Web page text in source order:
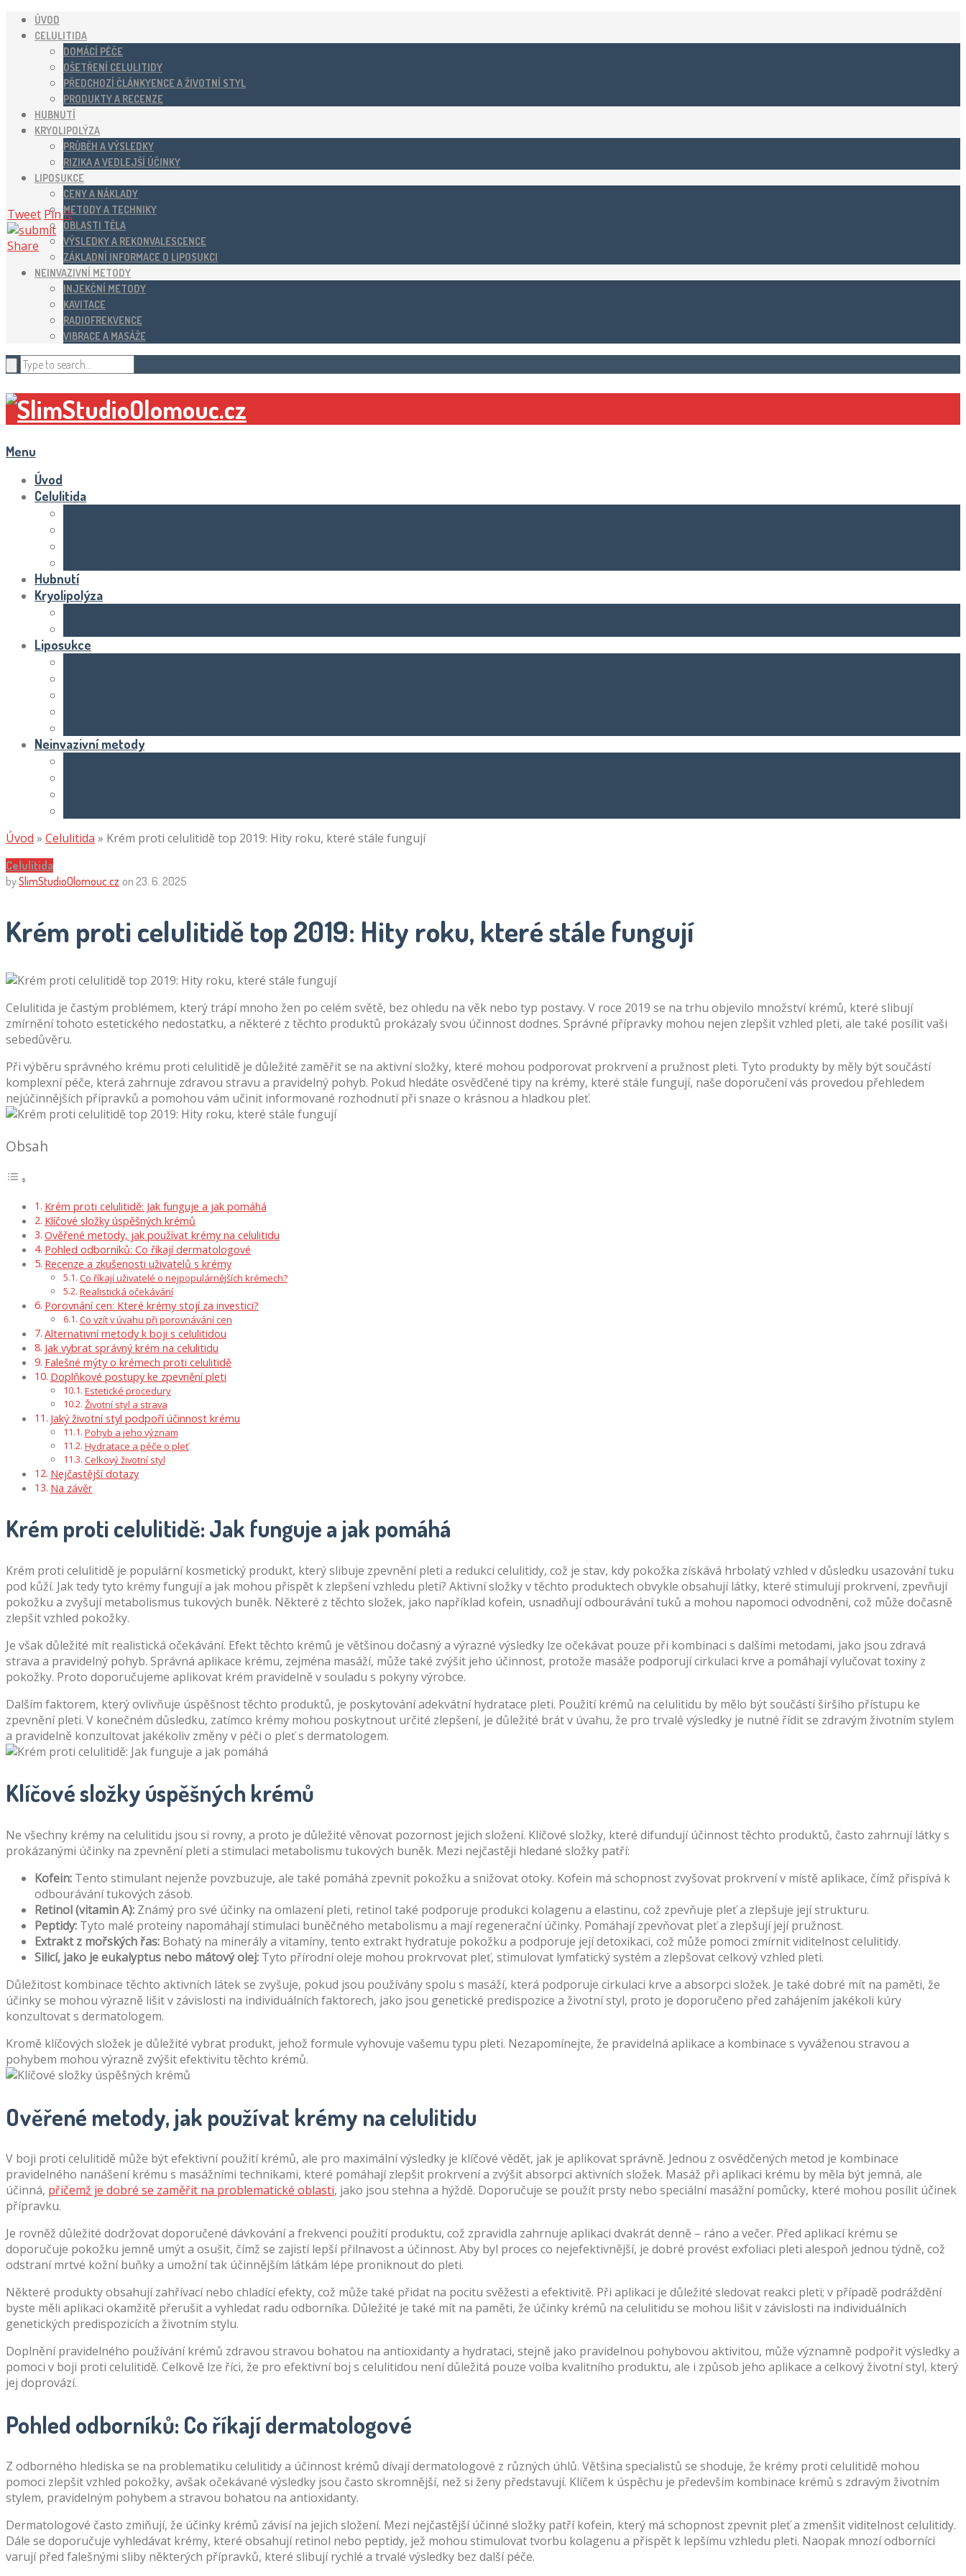
ÚVOD
CELULITIDA
DOMÁCÍ PÉČE
OŠETŘENÍ CELULITIDY
PŘEDCHOZÍ ČLÁNKYENCE A ŽIVOTNÍ STYL
PRODUKTY A RECENZE
HUBNUTÍ
KRYOLIPOLÝZA
PRŮBĚH A VÝSLEDKY
RIZIKA A VEDLEJŠÍ ÚČINKY
LIPOSUKCE
CENY A NÁKLADY
METODY A TECHNIKY
OBLASTI TĚLA
VÝSLEDKY A REKONVALESCENCE
ZÁKLADNÍ INFORMACE O LIPOSUKCI
NEINVAZIVNÍ METODY
INJEKČNÍ METODY
KAVITACE
RADIOFREKVENCE
VIBRACE A MASÁŽE
Menu
Úvod
Celulitida
Hubnutí
Kryolipolýza
Liposukce
Neinvazivní metody
Úvod » Celulitida » Krém proti celulitidě top 2019: Hity roku, které stále fungují
Celulitida
bySlimStudioOlomouc.cz on 23. 6. 2025
Krém proti celulitidě top 2019: Hity roku, které stále fungují
Celulitida je častým problémem, který trápí mnoho žen po celém světě, bez ohledu na věk nebo typ postavy. V roce 2019 se na trhu objevilo množství krémů, které slibují
zmírnění tohoto estetického nedostatku, a některé z těchto produktů prokázaly svou účinnost dodnes. Správné přípravky mohou nejen zlepšit vzhled pleti, ale také posílit vaši
sebedůvěru.
Při výběru správného krému proti celulitidě je důležité zaměřit se na aktivní složky, které mohou podporovat prokrvení a pružnost pleti. Tyto produkty by měly být součástí
komplexní péče, která zahrnuje zdravou stravu a pravidelný pohyb. Pokud hledáte osvědčené tipy na krémy, které stále fungují, naše doporučení vás provedou přehledem
nejúčinnějších přípravků a pomohou vám učinit informované rozhodnutí při snaze o krásnou a hladkou pleť.
Obsah
Krém proti celulitidě: Jak funguje a jak pomáhá
Klíčové složky úspěšných krémů
Ověřené metody, jak používat krémy na celulitidu
Pohled odborníků: Co říkají dermatologové
Recenze a zkušenosti uživatelů s krémy
Co říkají uživatelé o nejpopulárnějších krémech?
Realistická očekávání
Porovnání cen: Které krémy stojí za investici?
Co vzít v úvahu při porovnávání cen
Alternativní metody k boji s celulitidou
Jak vybrat správný krém na celulitidu
Falešné mýty o krémech proti celulitidě
Doplňkové postupy ke zpevnění pleti
Estetické procedury
Životní styl a strava
Jaký životní styl podpoří účinnost krému
Pohyb a jeho význam
Hydratace a péče o pleť
Celkový životní styl
Nejčastější dotazy
Na závěr
Krém proti celulitidě: Jak funguje a jak pomáhá
Krém proti celulitidě je populární kosmetický produkt, který slibuje zpevnění pleti a redukci celulitidy, což je stav, kdy pokožka získává hrbolatý vzhled v důsledku usazování tuku
pod kůží. Jak tedy tyto krémy fungují a jak mohou přispět k zlepšení vzhledu pleti? Aktivní složky v těchto produktech obvykle obsahují látky, které stimulují prokrvení, zpevňují
pokožku a zvyšují metabolismus tukových buněk. Některé z těchto složek, jako například kofein, usnadňují odbourávání tuků a mohou napomoci odvodnění, což může dočasně
zlepšit vzhled pokožky.
Je však důležité mít realistická očekávání. Efekt těchto krémů je většinou dočasný a výrazné výsledky lze očekávat pouze při kombinaci s dalšími metodami, jako jsou zdravá
strava a pravidelný pohyb. Správná aplikace krému, zejména masáží, může také zvýšit jeho účinnost, protože masáže podporují cirkulaci krve a pomáhají vylučovat toxiny z
pokožky. Proto doporučujeme aplikovat krém pravidelně v souladu s pokyny výrobce.
Dalším faktorem, který ovlivňuje úspěšnost těchto produktů, je poskytování adekvátní hydratace pleti. Použití krémů na celulitidu by mělo být součástí širšího přístupu ke
zpevnění pleti. V konečném důsledku, zatímco krémy mohou poskytnout určité zlepšení, je důležité brát v úvahu, že pro trvalé výsledky je nutné řídit se zdravým životním stylem
a pravidelně konzultovat jakékoliv změny v péči o pleť s dermatologem.
Klíčové složky úspěšných krémů
Ne všechny krémy na celulitidu jsou si rovny, a proto je důležité věnovat pozornost jejich složení. Klíčové složky, které difundují účinnost těchto produktů, často zahrnují látky s
prokázanými účinky na zpevnění pleti a stimulaci metabolismu tukových buněk. Mezi nejčastěji hledané složky patří:
Kofein: Tento stimulant nejenže povzbuzuje, ale také pomáhá zpevnit pokožku a snižovat otoky. Kofein má schopnost zvyšovat prokrvení v místě aplikace, čímž přispívá k
odbourávání tukových zásob.
Retinol (vitamin A): Známý pro své účinky na omlazení pleti, retinol také podporuje produkci kolagenu a elastinu, což zpevňuje pleť a zlepšuje její strukturu.
Peptidy: Tyto malé proteiny napomáhají stimulaci buněčného metabolismu a mají regenerační účinky. Pomáhají zpevňovat pleť a zlepšují její pružnost.
Extrakt z mořských řas: Bohatý na minerály a vitamíny, tento extrakt hydratuje pokožku a podporuje její detoxikaci, což může pomoci zmírnit viditelnost celulitidy.
Silicí, jako je eukalyptus nebo mátový olej: Tyto přírodní oleje mohou prokrvovat pleť, stimulovat lymfatický systém a zlepšovat celkový vzhled pleti.
Důležitost kombinace těchto aktivních látek se zvyšuje, pokud jsou používány spolu s masáží, která podporuje cirkulaci krve a absorpci složek. Je také dobré mít na paměti, že
účinky se mohou výrazně lišit v závislosti na individuálních faktorech, jako jsou genetické predispozice a životní styl, proto je doporučeno před zahájením jakékoli kúry
konzultovat s dermatologem.
Kromě klíčových složek je důležité vybrat produkt, jehož formule vyhovuje vašemu typu pleti. Nezapomínejte, že pravidelná aplikace a kombinace s vyváženou stravou a
pohybem mohou výrazně zvýšit efektivitu těchto krémů.
Ověřené metody, jak používat krémy na celulitidu
V boji proti celulitidě může být efektivní použití krémů, ale pro maximální výsledky je klíčové vědět, jak je aplikovat správně. Jednou z osvědčených metod je kombinace
pravidelného nanášení krému s masážními technikami, které pomáhají zlepšit prokrvení a zvýšit absorpci aktivních složek. Masáž při aplikaci krému by měla být jemná, ale
účinná, přičemž je dobré se zaměřit na problematické oblasti, jako jsou stehna a hýždě. Doporučuje se použít prsty nebo speciální masážní pomůcky, které mohou posílit účinek
přípravku.
Je rovněž důležité dodržovat doporučené dávkování a frekvenci použití produktu, což zpravidla zahrnuje aplikaci dvakrát denně – ráno a večer. Před aplikací krému se
doporučuje pokožku jemně umýt a osušit, čímž se zajistí lepší přilnavost a účinnost. Aby byl proces co nejefektivnější, je dobré provést exfoliaci pleti alespoň jednou týdně, což
odstraní mrtvé kožní buňky a umožní tak účinnějším látkám lépe proniknout do pleti.
Některé produkty obsahují zahřívací nebo chladící efekty, což může také přidat na pocitu svěžesti a efektivitě. Při aplikaci je důležité sledovat reakci pleti; v případě podráždění
byste měli aplikaci okamžitě přerušit a vyhledat radu odborníka. Důležité je také mít na paměti, že účinky krémů na celulitidu se mohou lišit v závislosti na individuálních
genetických predispozicích a životním stylu.
Doplnění pravidelného používání krémů zdravou stravou bohatou na antioxidanty a hydrataci, stejně jako pravidelnou pohybovou aktivitou, může významně podpořit výsledky a
pomoci v boji proti celulitidě. Celkově lze říci, že pro efektivní boj s celulitidou není důležitá pouze volba kvalitního produktu, ale i způsob jeho aplikace a celkový životní styl, který
jej doprovází.
Pohled odborníků: Co říkají dermatologové
Z odborného hlediska se na problematiku celulitidy a účinnost krémů dívají dermatologové z různých úhlů. Většina specialistů se shoduje, že krémy proti celulitidě mohou
pomoci zlepšit vzhled pokožky, avšak očekávané výsledky jsou často skromnější, než si ženy představují. Klíčem k úspěchu je především kombinace krémů s zdravým životním
stylem, pravidelným pohybem a stravou bohatou na antioxidanty.
Dermatologové často zmiňují, že účinky krémů závisí na jejich složení. Mezi nejčastější účinné složky patří kofein, který má schopnost zpevnit pleť a zmenšit viditelnost celulitidy.
Dále se doporučuje vyhledávat krémy, které obsahují retinol nebo peptidy, jež mohou stimulovat tvorbu kolagenu a přispět k lepšímu vzhledu pleti. Naopak mnozí odborníci
varují před falešnými sliby některých přípravků, které slibují rychlé a trvalé výsledky bez další péče.
Tweet Pin It
Share